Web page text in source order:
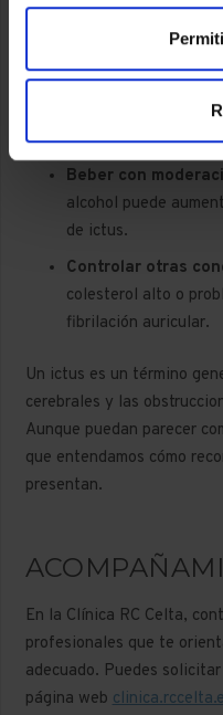
caminar, nadar o
corazón y los vasos
:
riesgo de coágulos.
Beber con
alcohol puede
de ictus.
Controlar otras
colesterol alto o
fibrilación auricular.
Un ictus es un término
cerebrales y las
Aunque puedan parecer
que entendamos cómo
presentan.
En la Clínica RC Celta,
profesionales que te
adecuado. Puedes
página web